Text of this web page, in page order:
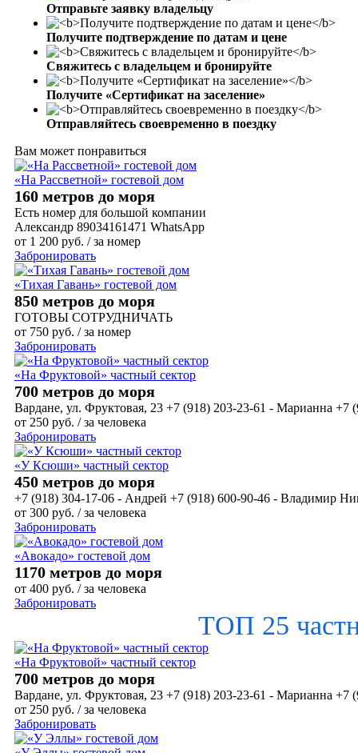
Отправьте заявку владельцу
Получите подтверждение по датам и цене
Свяжитесь с владельцем и бронируйте
Получите «Сертификат на заселение»
Отправляйтесь своевременно в поездку
Вам может понравиться
«На Рассветной» гостевой дом
160 метров до моря
Есть номер для большой компании
Александр 89034161471 WhatsApp
от 1 200 руб. / за номер
Забронировать
«Тихая Гавань» гостевой дом
850 метров до моря
ГОТОВЫ СОТРУДНИЧАТЬ
от 750 руб. / за номер
Забронировать
«На Фруктовой» частный сектор
700 метров до моря
Вардане, ул. Фруктовая, 23 +7 (918) 203-23-61 - Марианна +7
от 250 руб. / за человека
Забронировать
«У Ксюши» частный сектор
450 метров до моря
+7 (918) 304-17-06 - Андрей +7 (918) 600-90-46 - Владимир
от 300 руб. / за человека
Забронировать
«Авокадо» гостевой дом
1170 метров до моря
от 400 руб. / за человека
Забронировать
ТОП 25
«На Фруктовой» частный сектор
700 метров до моря
Вардане, ул. Фруктовая, 23 +7 (918) 203-23-61 - Марианна +7
от 250 руб. / за человека
Забронировать